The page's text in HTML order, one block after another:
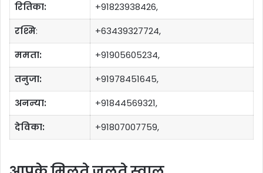
रितिका:
+91823938426,
रश्मि:
+63439327724,
ममता:
+91905605234,
तनुजा:
+91978451645,
अनन्या:
+91844569321,
देविका:
+91807007759,